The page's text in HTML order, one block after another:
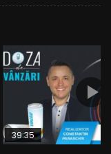
Later
39:35